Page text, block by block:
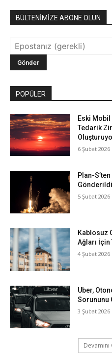
BÜLTENİMİZE ABONE OLUN
POPÜLER
Eski Mobil
Tedarik
6 Şubat 2026
Plan-
Gönderildi:
5 Şubat 2026
Kablosuz
Ağları
4 Şubat 2026
Uber,
Sorununu
3 Şubat 2026